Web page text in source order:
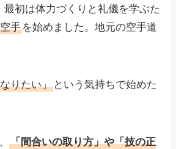
最初は体力づくりと礼儀を学ぶた
空手を始めました。地元の空手道
りたい」 という気持ちで始めた
「間合いの取り方」や「技の正